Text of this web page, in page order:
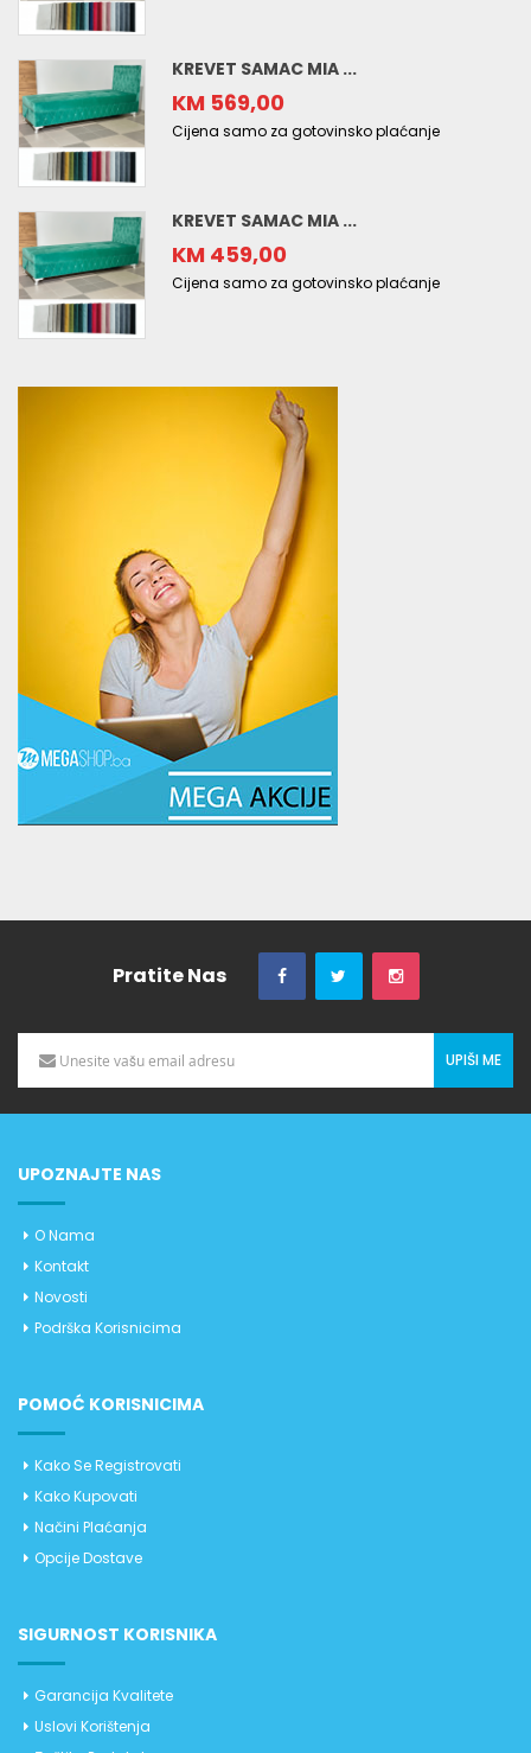
KREVET SAMAC MIA ...
KM 569,00
Cijena samo za gotovinsko plaćanje
KREVET SAMAC MIA ...
KM 459,00
Cijena samo za gotovinsko plaćanje
Pratite Nas
UPIŠI ME
UPOZNAJTE NAS
O Nama
Kontakt
Novosti
Podrška Korisnicima
POMOĆ KORISNICIMA
Kako Se Registrovati
Kako Kupovati
Načini Plaćanja
Opcije Dostave
SIGURNOST KORISNIKA
Garancija Kvalitete
Uslovi Korištenja